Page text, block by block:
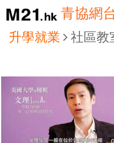
青協網
升學就業 社區教